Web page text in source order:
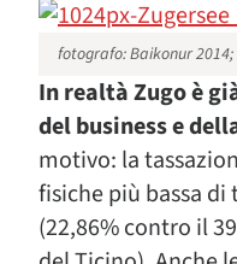
fotografo: Baikonur
In realtà Zugo è
del business e
motivo: la
fisiche più bassa
(22,86% contro il